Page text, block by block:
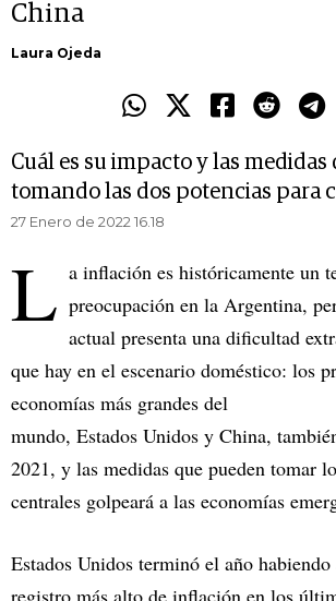
China
Laura Ojeda
Cuál es su impacto y las medidas
tomando las dos potencias para
27 Enero de 2022 16.18
L a inflación es históricamente un
preocupación en la Argentina,
actual presenta una dificultad
que hay en el escenario doméstico: los
economías más grandes del
mundo, Estados Unidos y China,
2021, y las medidas que pueden tomar
centrales golpeará a las economías
Estados Unidos terminó el año habiendo
registro más alto de inflación en los